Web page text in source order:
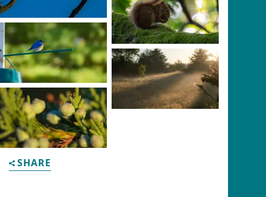
Photo Credit: Scott
Manly
Photo Credit: Scott
Manly
Photo Credit: Scott
Manly
Photo Credit: Scott
Manly
SHARE